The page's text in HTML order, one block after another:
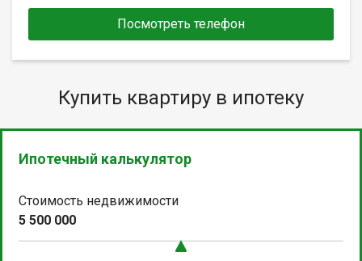
Посмотреть телефон
Купить квартиру в ипотеку
Ипотечный калькулятор
Стоимость недвижимости
5 500 000